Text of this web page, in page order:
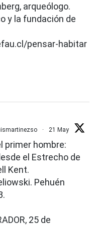
arqueólogo.
y la fundación de
pensar-habitar
· 21 May
primer hombre:
el Estrecho de
Kent.
Pehuén
25 de